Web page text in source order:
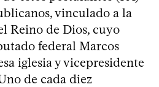
vinculado a la
Reino de Dios, cuyo
federal Marcos
iglesia y vicepresidente
de cada diez